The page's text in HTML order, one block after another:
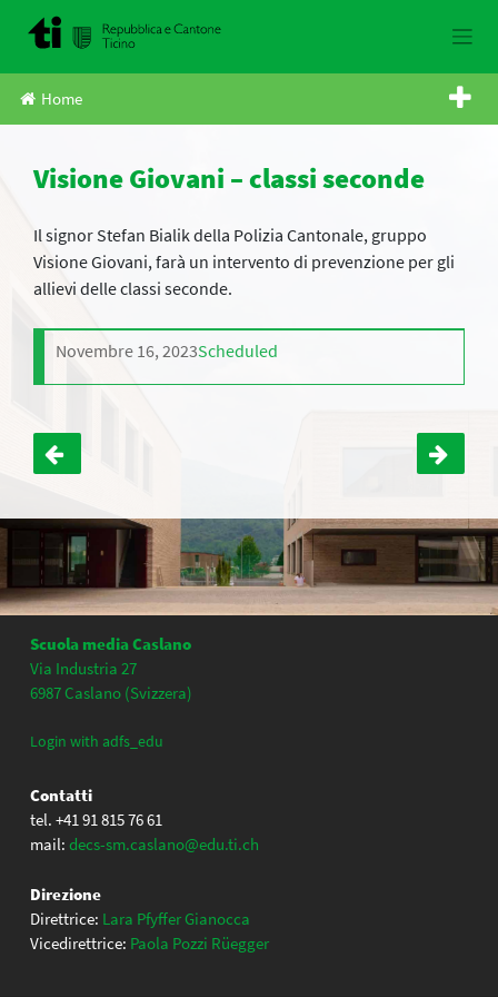
Home
Visione Giovani – classi seconde
Il signor Stefan Bialik della Polizia Cantonale, gruppo
Visione Giovani, farà un intervento di prevenzione per gli
allievi delle classi seconde.
Novembre 16, 2023Scheduled
Navigazione
articoli
Scuola media Caslano
Via Industria 27
6987 Caslano (Svizzera)
Login with adfs_edu
Contatti
tel. +41 91 815 76 61
mail: decs-sm.caslano@edu.ti.ch
Direzione
Direttrice: Lara Pfyffer Gianocca
Vicedirettrice: Paola Pozzi Rüegger